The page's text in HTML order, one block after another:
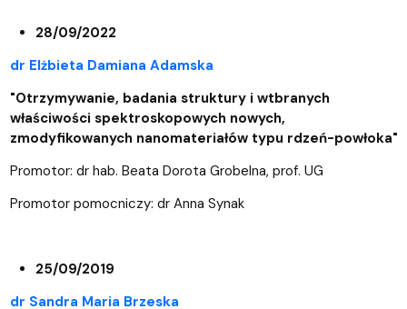
28/09/2022
dr Elżbieta Damiana Adamska
"Otrzymywanie, badania struktury i wtbranych
właściwości spektroskopowych nowych,
zmodyfikowanych nanomateriałów typu rdzeń-powłoka"
Promotor: dr hab. Beata Dorota Grobelna, prof. UG
Promotor pomocniczy: dr Anna Synak
25/09/2019
dr Sandra Maria Brzeska